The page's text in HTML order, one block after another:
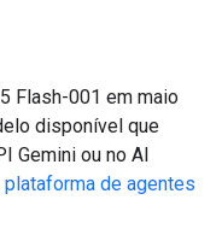
Flash-001 em maio
disponível que
Gemini ou no AI
plataforma de agentes